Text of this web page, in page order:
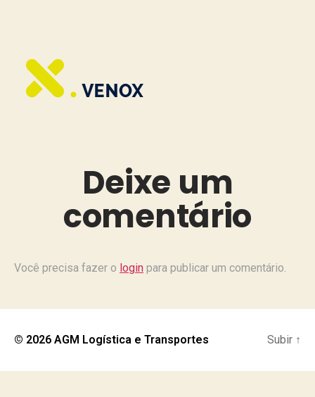
Deixe um
comentário
Você precisa fazer o login para publicar um comentário.
© 2026 AGM Logística e Transportes Subir ↑